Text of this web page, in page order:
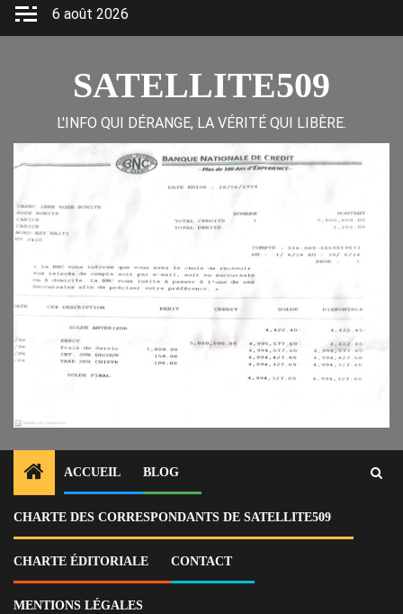
Skip
6 août 2026
SATELLITE509
L'INFO QUI DÉRANGE, LA VÉRITÉ QUI LIBÈRE.
ACCUEIL BLOG
CHARTE DES CORRESPONDANTS DE SATELLITE509
CHARTE ÉDITORIALE CONTACT
MENTIONS LÉGALES
Home
Économie
Corruption au bureau du Casec de Rose Bonite : plusieurs millions de
gourdes volatilisés, les adjoints Cleanta Bien-aimé et Lener Alteus